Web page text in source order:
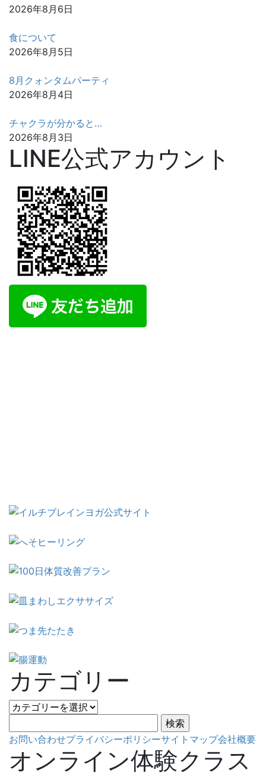
2026年8月6日
食について
2026年8月5日
8月クォンタムパーティ
2026年8月4日
チャクラが分かると…
2026年8月3日
LINE公式アカウント
カテゴリー
カ
ゴ
ー
索:
お問い合わせプライバシーポリシーサイトマップ会社概要
オンライン体験クラス